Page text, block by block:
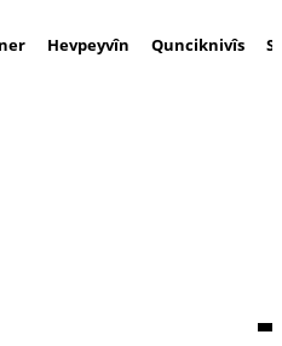
Hevpeyvîn Qunciknivîs